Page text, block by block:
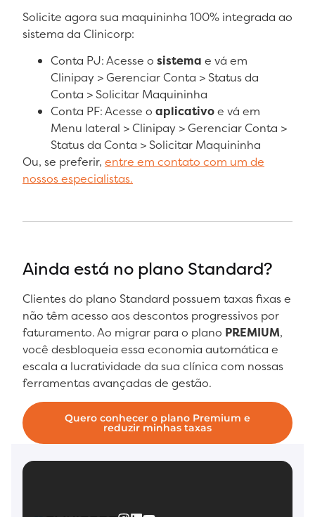
Solicite agora sua maquininha 100% integrada ao
sistema da Clinicorp:
Conta PJ: Acesse o sistema e vá em
Clinipay > Gerenciar Conta > Status da
Conta > Solicitar Maquininha
Conta PF: Acesse o aplicativoe vá em
Menu lateral > Clinipay > Gerenciar Conta >
Status da Conta > Solicitar Maquininha
Ou, se preferir, entre em contato com um de
nossos especialistas.
Ainda está no plano Standard?
Clientes do plano Standard possuem taxas fixas e
não têm acesso aos descontos progressivos por
faturamento. Ao migrar para o plano PREMIUM,
você desbloqueia essa economia automática e
escala a lucratividade da sua clínica com nossas
ferramentas avançadas de gestão.
Quero conhecer o plano Premium e
reduzir minhas taxas